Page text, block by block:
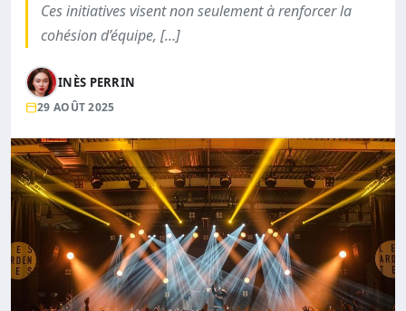
Ces initiatives visent non seulement à renforcer la
cohésion d’équipe, […]
INÈS PERRIN
29 AOÛT 2025